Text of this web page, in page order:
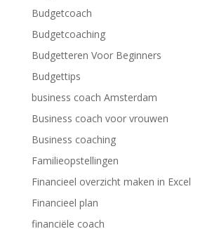
Budgetcoach
Budgetcoaching
Budgetteren Voor Beginners
Budgettips
business coach Amsterdam
Business coach voor vrouwen
Business coaching
Familieopstellingen
Financieel overzicht maken in Excel
Financieel plan
financiële coach